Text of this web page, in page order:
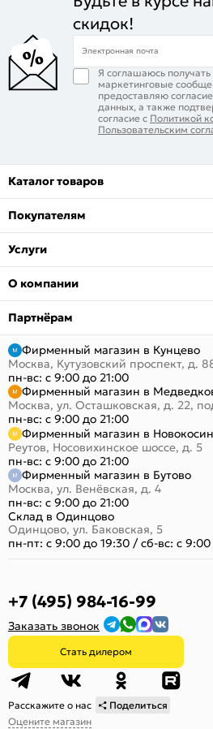
Сертифицирован
Наивысшие
Вес, кг:
скидок!
Электронная почта
Я соглашаюсь
маркетинговые
предоставляю
данных, а также
согласие с Политикой
Пользовательским
Каталог товаров
Покупателям
Услуги
О компании
Партнёрам
Фирменный магазин в Кунцево
Москва, Кутузовский проспект, д.
пн-вс: с 9:00 до 21:00
Фирменный магазин в
Москва, ул. Осташковская, д. 22,
пн-вс: с 9:00 до 21:00
Фирменный магазин в
Реутов, Носовихинское шоссе, д. 5
пн-вс: с 9:00 до 21:00
Фирменный магазин в Бутово
Москва, ул. Венёвская, д. 4
пн-вс: с 9:00 до 21:00
Склад в Одинцово
Одинцово, ул. Баковская, 5
пн-пт: с 9:00 до 19:30 /сб-вс: с
+7 (495) 984-16-99
Заказать звонок
Стать дилером
Расскажите о нас
Поделиться
Оцените магазин